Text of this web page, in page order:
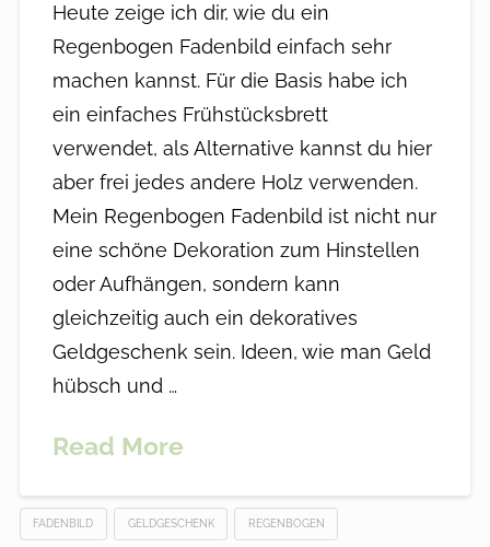
Heute zeige ich dir, wie du ein
Regenbogen Fadenbild einfach sehr
machen kannst. Für die Basis habe ich
ein einfaches Frühstücksbrett
verwendet, als Alternative kannst du hier
aber frei jedes andere Holz verwenden.
Mein Regenbogen Fadenbild ist nicht nur
eine schöne Dekoration zum Hinstellen
oder Aufhängen, sondern kann
gleichzeitig auch ein dekoratives
Geldgeschenk sein. Ideen, wie man Geld
hübsch und …
Read More
FADENBILD GELDGESCHENK REGENBOGEN